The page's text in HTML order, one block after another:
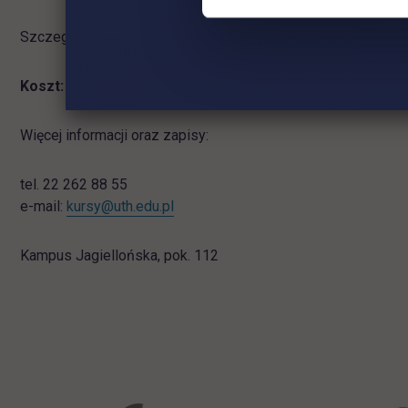
Szczegółowy program nauczania
Koszt: 800 zł
Więcej informacji oraz zapisy:
tel. 22 262 88 55
e-mail: kursy@uth.edu.pl
Kampus Jagiellońska, pok. 112